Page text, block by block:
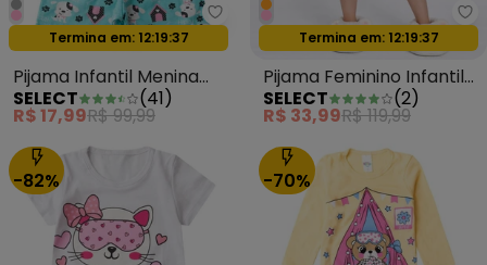
Select - Pijama Infantil Menina
Oferta relâmpago
Termina em: 12:19:35
Pijama Infantil Menina
Brilha no Escuro Rosa
SELECT (41)
R$ 17,99R$ 99,99
Oferta relâmpago
Termina em: 12:19:35
Pijama Feminino Infantil
Estampado Rosa
SELECT (2)
R$ 33,99R$ 119,99
-82% -70%